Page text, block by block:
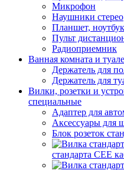
Микрофон
Наушники стерео
Планшет, ноутбук
Пульт
Радиоприемник
Ванная комната и
Держатель для
Держатель для
Вилки, розетки и
специальные
Адаптер для
Аксессуары для
Блок розеток
стандарта CEE